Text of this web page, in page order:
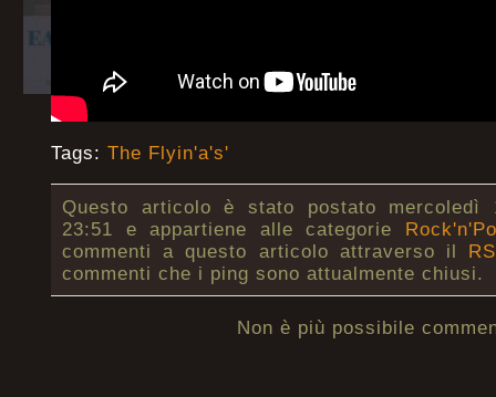
Tags: The Flyin'a's'
Questo articolo è stato postato mercoledì
23:51 e appartiene alle categorie
commenti a questo articolo attraverso il
commenti che i ping sono attualmente chiusi.
Non è più possibile